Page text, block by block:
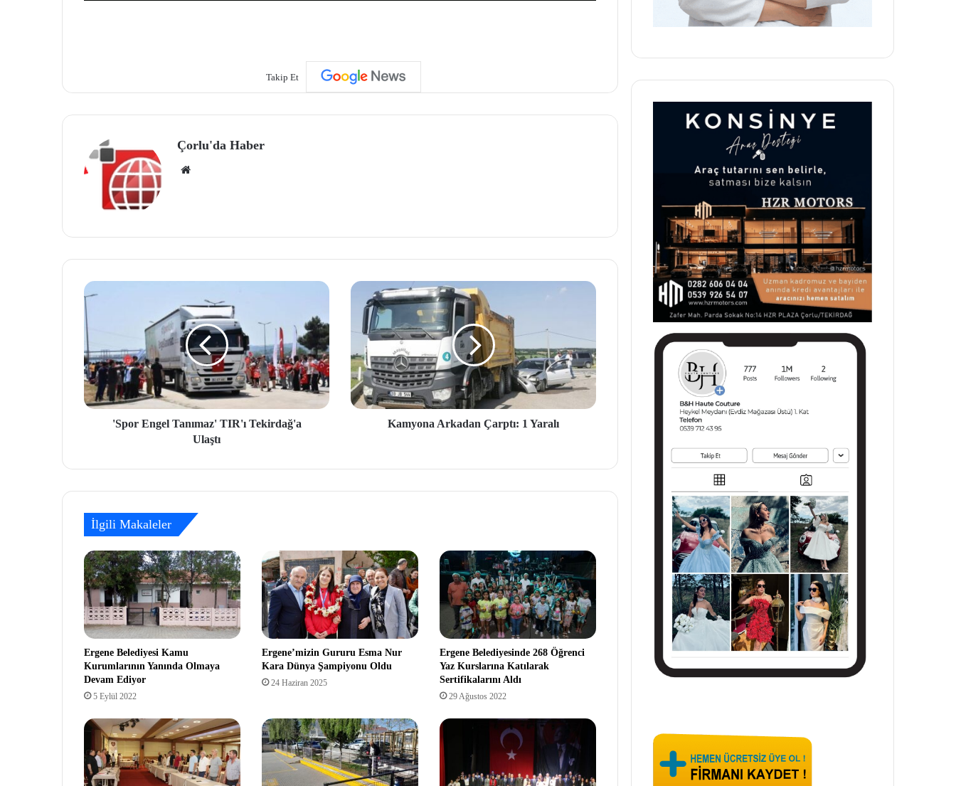
Takip Et
Çorlu'da Haber
'Spor Engel Tanımaz' TIR'ı Tekirdağ'a
Ulaştı
Kamyona Arkadan Çarptı: 1 Yaralı
İlgili Makaleler
Ergene Belediyesi Kamu
Kurumlarının Yanında Olmaya
Devam Ediyor
5 Eylül 2022
Ergene’mizin Gururu Esma Nur
Kara Dünya Şampiyonu Oldu
24 Haziran 2025
Ergene Belediyesinde 268 Öğrenci
Yaz Kurslarına Katılarak
Sertifikalarını Aldı
29 Ağustos 2022